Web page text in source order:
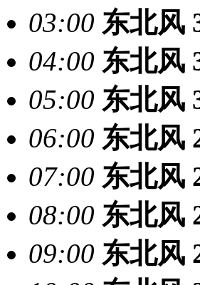
03:00 东北风
04:00 东北风
05:00 东北风
06:00 东北风
07:00 东北风
08:00 东北风
09:00 东北风